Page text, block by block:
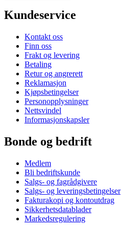
Kundeservice
Kontakt oss
Finn oss
Frakt og levering
Betaling
Retur og angrerett
Reklamasjon
Kjøpsbetingelser
Personopplysninger
Nettsvindel
Informasjonskapsler
Bonde og bedrift
Medlem
Bli bedriftskunde
Salgs- og fagrådgivere
Salgs- og leveringsbetingelser
Fakturakopi og kontoutdrag
Sikkerhetsdatablader
Markedsregulering